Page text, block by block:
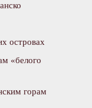
островах
«белого
горам